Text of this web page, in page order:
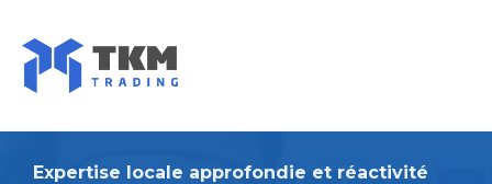
content
Expertise locale approfondie et réactivité